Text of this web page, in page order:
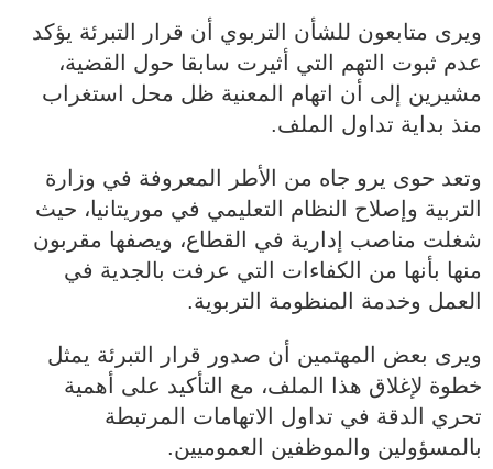
ويرى متابعون للشأن التربوي أن قرار التبرئة يؤكد
عدم ثبوت التهم التي أثيرت سابقا حول القضية،
مشيرين إلى أن اتهام المعنية ظل محل استغراب
منذ بداية تداول الملف.
وتعد حوى يرو جاه من الأطر المعروفة في وزارة
التربية وإصلاح النظام التعليمي في موريتانيا، حيث
شغلت مناصب إدارية في القطاع، ويصفها مقربون
منها بأنها من الكفاءات التي عرفت بالجدية في
العمل وخدمة المنظومة التربوية.
ويرى بعض المهتمين أن صدور قرار التبرئة يمثل
خطوة لإغلاق هذا الملف، مع التأكيد على أهمية
تحري الدقة في تداول الاتهامات المرتبطة
بالمسؤولين والموظفين العموميين.